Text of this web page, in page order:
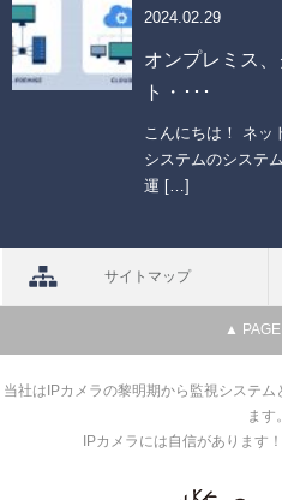
2024.02.29
オンプレミス
ト・･･･
こんにちは！ ネッ
システムのシステ
運 […]
サイトマップ
▲ PAGE
当社はIPカメラの黎明期から監視システ
ます。
IPカメラには自信があります